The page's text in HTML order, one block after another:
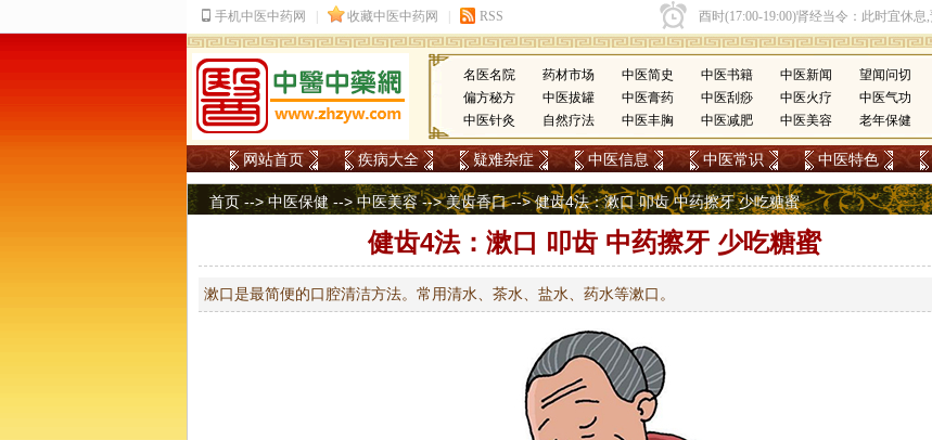
名医名院 药材市场 中医简史 中医书籍 中医新闻 望闻问切
偏方秘方
中医拔罐 中医膏药 中医刮痧 中医火疗 中医气功
中医针灸
自然疗法 中医丰胸 中医减肥 中医美容 老年保健
网站首页 疾病大全 疑难杂症 中医信息 中医常识 中医特色
首页 -->中医保健 -->中医美容-->美齿香口--> 健齿4法：漱口 叩齿 中药擦牙 少吃糖蜜
健齿4法：漱口 叩齿 中药擦牙 少吃糖蜜
漱口是最简便的口腔清洁方法。常用清水、茶水、盐水、药水等漱口。